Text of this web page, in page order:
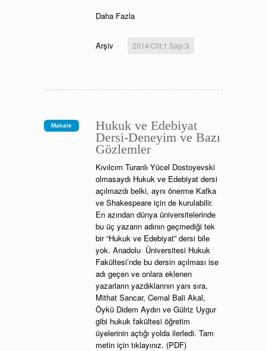
Daha Fazla
Arşiv 2014/Cilt:1 Sayı:3
Makale
Hukuk ve Edebiyat
Dersi-Deneyim ve Bazı
Gözlemler
Kıvılcım Turanlı Yücel Dostoyevski
olmasaydı Hukuk ve Edebiyat dersi
açılmazdı belki, aynı önerme Kafka
ve Shakespeare için de kurulabilir.
En azından dünya üniversitelerinde
bu üç yazarın adının geçmediği tek
bir “Hukuk ve Edebiyat” dersi bile
yok. Anadolu Üniversitesi Hukuk
Fakültesi’nde bu dersin açılması ise
adı geçen ve onlara eklenen
yazarların yazdıklarının yanı sıra,
Mithat Sancar, Cemal Bali Akal,
Öykü Didem Aydın ve Gülriz Uygur
gibi hukuk fakültesi öğretim
üyelerinin açtığı yolda ilerledi. Tam
metin için tıklayınız. (PDF)